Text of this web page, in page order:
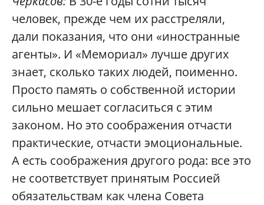
человек, прежде чем их расстреляли,
дали показания, что они «иностранные
агенты». И «Мемориал» лучше других
знает, сколько таких людей, поименно.
Просто память о собственной истории
сильно мешает согласиться с этим
законом. Но это соображения отчасти
практические, отчасти эмоциональные.
А есть соображения другого рода: все это
не соответствует принятым Россией
обязательствам как члена Совета